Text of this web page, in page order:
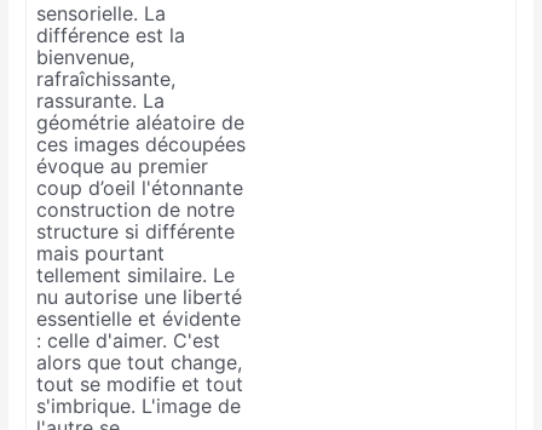
sensorielle. La
différence est la
bienvenue,
rafraîchissante,
rassurante. La
géométrie aléatoire de
ces images découpées
évoque au premier
coup d’oeil l'étonnante
construction de notre
structure si différente
mais pourtant
tellement similaire. Le
nu autorise une liberté
essentielle et évidente
: celle d'aimer. C'est
alors que tout change,
tout se modifie et tout
s'imbrique. L'image de